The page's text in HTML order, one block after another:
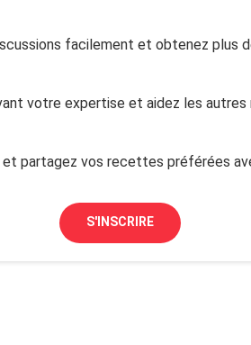
facilement et obtenez plus
votre expertise et aidez les autres
et partagez vos recettes préférées
S'INSCRIRE